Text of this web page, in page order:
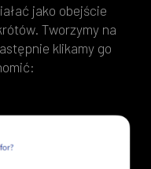
jako obejście
Tworzymy na
klikamy go